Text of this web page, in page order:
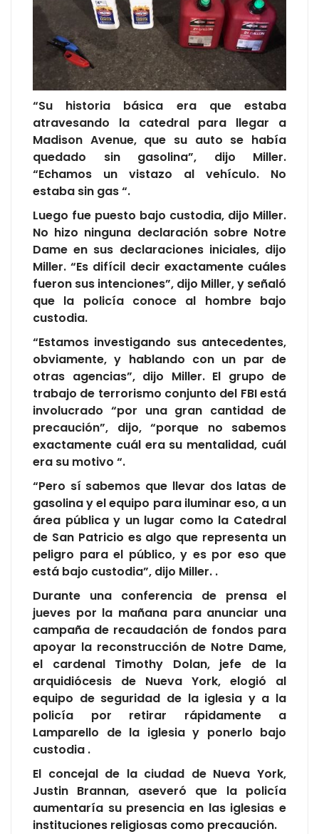
“Su historia básica era que estaba
atravesando la catedral para llegar a
Madison Avenue, que su auto se había
quedado sin gasolina”, dijo Miller.
“Echamos un vistazo al vehículo. No
estaba sin gas “.
Luego fue puesto bajo custodia, dijo Miller.
No hizo ninguna declaración sobre Notre
Dame en sus declaraciones iniciales, dijo
Miller. “Es difícil decir exactamente cuáles
fueron sus intenciones”, dijo Miller, y señaló
que la policía conoce al hombre bajo
custodia.
“Estamos investigando sus antecedentes,
obviamente, y hablando con un par de
otras agencias”, dijo Miller. El grupo de
trabajo de terrorismo conjunto del FBI está
involucrado “por una gran cantidad de
precaución”, dijo, “porque no sabemos
exactamente cuál era su mentalidad, cuál
era su motivo “.
“Pero sí sabemos que llevar dos latas de
gasolina y el equipo para iluminar eso, a un
área pública y un lugar como la Catedral
de San Patricio es algo que representa un
peligro para el público, y es por eso que
está bajo custodia”, dijo Miller. .
Durante una conferencia de prensa el
jueves por la mañana para anunciar una
campaña de recaudación de fondos para
apoyar la reconstrucción de Notre Dame,
el cardenal Timothy Dolan, jefe de la
arquidiócesis de Nueva York, elogió al
equipo de seguridad de la iglesia y a la
policía por retirar rápidamente a
Lamparello de la iglesia y ponerlo bajo
custodia .
El concejal de la ciudad de Nueva York,
Justin Brannan, aseveró que la policía
aumentaría su presencia en las iglesias e
instituciones religiosas como precaución.